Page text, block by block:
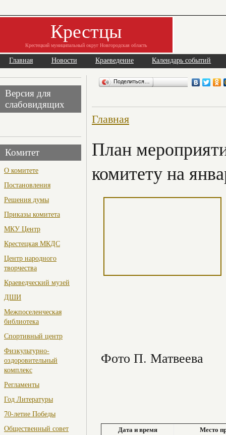
Крестцы
Крестецкий муниципальный округ Новгородская область
Главная Новости Краеведение Календарь событий
Версия для
слабовидящих
Комитет
О комитете
Постановления
Решения думы
Приказы комитета
МКУ Центр
Крестецкая МКДС
Центр народного
творчества
Краеведческий музей
ДШИ
Межпоселенческая
библиотека
Спортивный центр
Физкультурно-
оздоровительный
комплекс
Регламенты
Год Литературы
70-летие Победы
Общественный совет
Поделиться…
Главная
План
комитету на
Фото П. Матвеева
Дата и время Место